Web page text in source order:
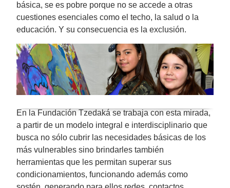
básica, se es pobre porque no se accede a otras
cuestiones esenciales como el techo, la salud o la
educación. Y su consecuencia es la exclusión.
En la Fundación Tzedaká se trabaja con esta mirada,
a partir de un modelo integral e interdisciplinario que
busca no sólo cubrir las necesidades básicas de los
más vulnerables sino brindarles también
herramientas que les permitan superar sus
condicionamientos, funcionando además como